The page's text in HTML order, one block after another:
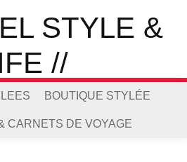
BOUTIQUE STYLÉE
CARNETS DE VOYAGE